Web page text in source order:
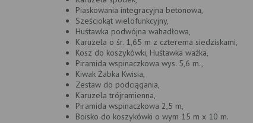
Piaskowania integracyjna betonowa,
Sześciokąt wielofunkcyjny,
Huśtawka podwójna wahadłowa,
Karuzela o śr. 1,65 m z czterema siedziskami,
Kosz do koszykówki, Huśtawka ważka,
Piramida wspinaczkowa wys. 5,6 m.,
Kiwak Żabka Kwisia,
Zestaw do podciągania,
Karuzela trójramienna,
Piramida wspinaczkowa 2,5 m,
Boisko do koszykówki o wym 15 m x 10 m.